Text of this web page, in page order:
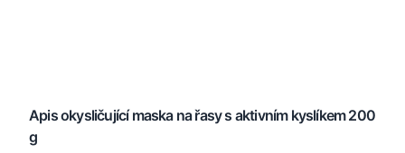
Apis okysličující maska na řasy s aktivním kyslíkem 200
g